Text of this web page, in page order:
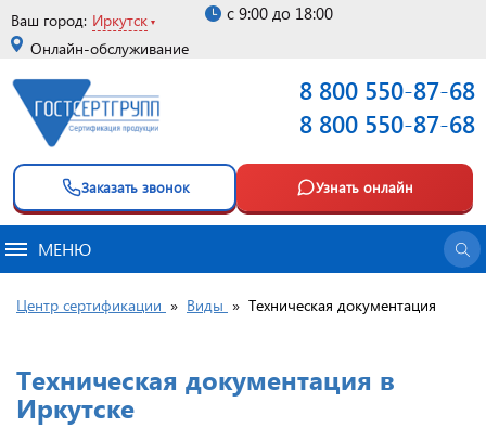
Ваш город: Иркутск
Онлайн-обслуживание
с 9:00 до 18:00
8 800 550-87-68
8 800 550-87-68
Заказать звонок Узнать онлайн
МЕНЮ
Центр сертификации » Виды » Техническая документация
Техническая документация в
Иркутске